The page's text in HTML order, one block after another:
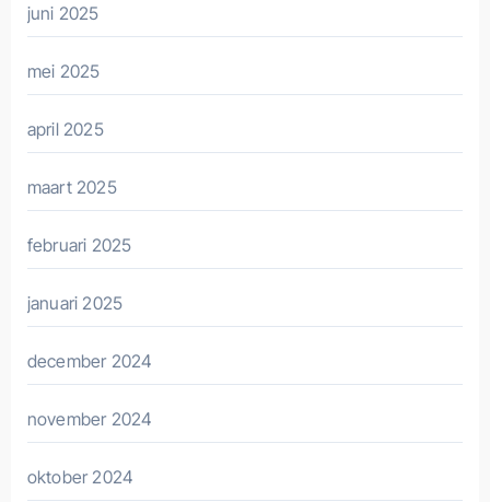
juni 2025
mei 2025
april 2025
maart 2025
februari 2025
januari 2025
december 2024
november 2024
oktober 2024